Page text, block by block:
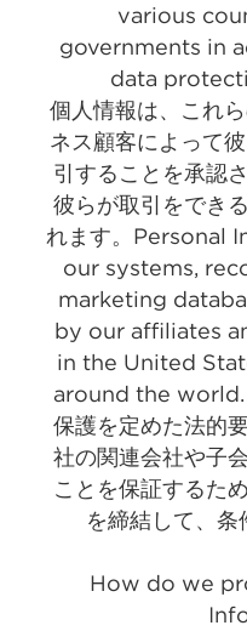
various
governments in
data
個人情報は、これ
ネス顧客によって
引することを承認
彼らが取引をでき
れます。Personal
our systems,
marketing
by our affiliates
in the United
around the world.
保護を定めた法的
社の関連会社や子
ことを保証するた
を締結して、条
How do we